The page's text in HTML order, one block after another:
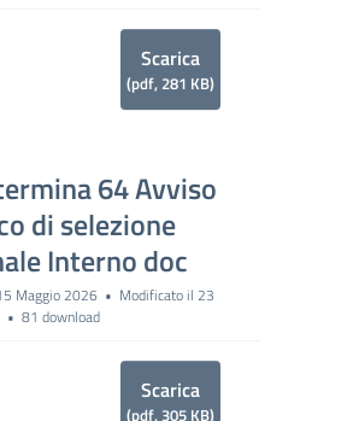
Scarica
(pdf, 281 KB)
64 Avviso
di selezione
Interno doc
Maggio 2026
Modificato il 23
81 download
Scarica
(pdf,305 KB)